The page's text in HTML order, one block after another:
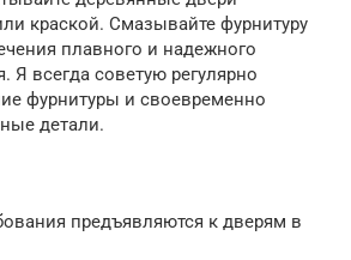
краской. Смазывайте фурнитуру
плавного и надежного
Я всегда советую регулярно
фурнитуры и своевременно
детали.
предъявляются к дверям в